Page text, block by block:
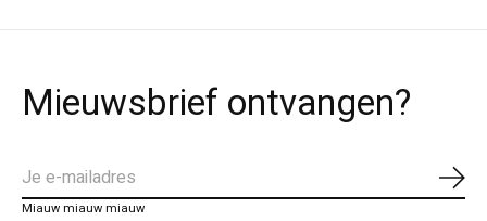
Mieuwsbrief ontvangen?
Miauw miauw miauw